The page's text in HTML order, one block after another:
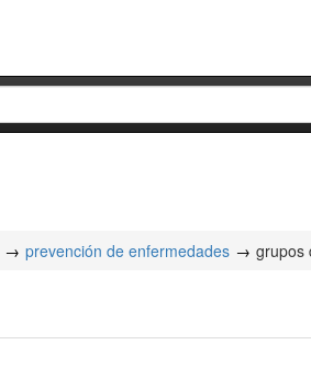
prevención de enfermedades grupos